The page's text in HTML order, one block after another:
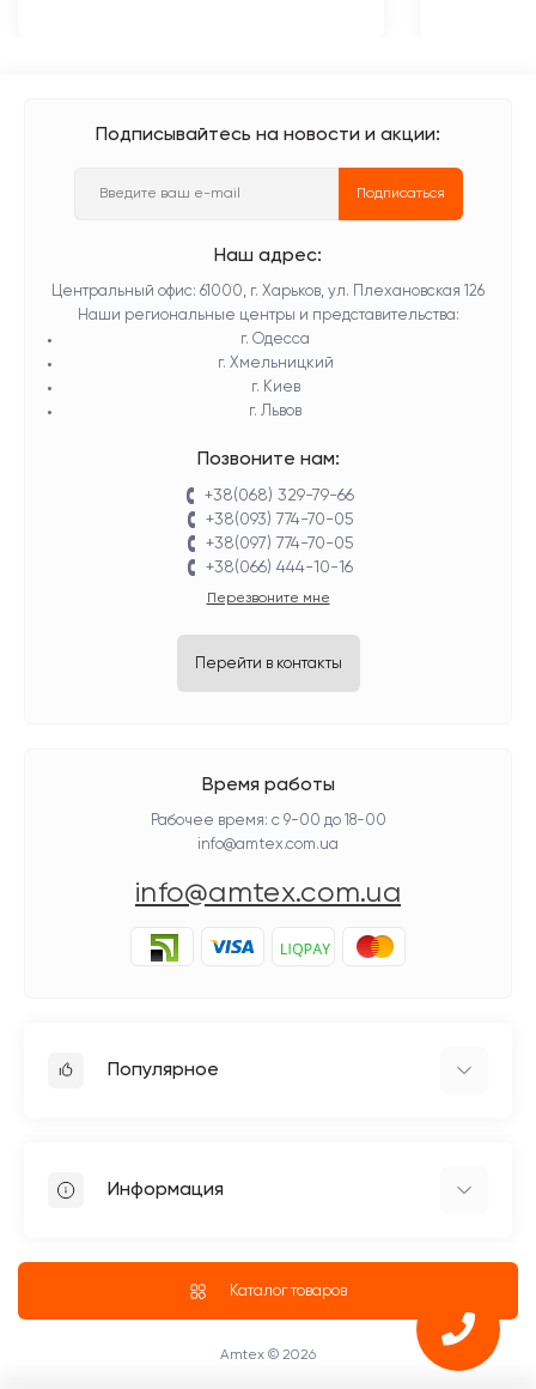
Подписывайтесь на новости и акции:
Подписаться
Наш адрес:
Центральный офис: 61000, г. Харьков, ул. Плехановская 126
Наши региональные центры и представительства:
г. Одесса
г. Хмельницкий
г. Киев
г. Львов
Позвоните нам:
+38(068) 329-79-66
+38(093) 774-70-05
+38(097) 774-70-05
+38(066) 444-10-16
Перезвоните мне
Перейти в контакты
Время работы
Рабочее время: с 9-00 до 18-00
info@amtex.com.ua
info@amtex.com.ua
Популярное
Швейное оборудование Jack
Четырехниточные оверлоки
Информация
Блог
ПУБЛИЧНЫЙ ДОГОВОР (ОФЕРТА)
Каталог товаров
Amtex © 2026